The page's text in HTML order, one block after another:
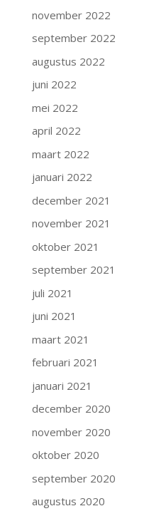
november 2022
september 2022
augustus 2022
juni 2022
mei 2022
april 2022
maart 2022
januari 2022
december 2021
november 2021
oktober 2021
september 2021
juli 2021
juni 2021
maart 2021
februari 2021
januari 2021
december 2020
november 2020
oktober 2020
september 2020
augustus 2020